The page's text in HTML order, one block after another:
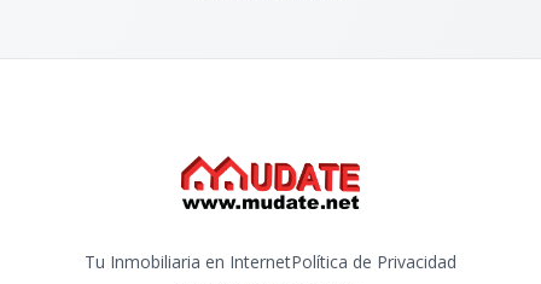
Tu Inmobiliaria en InternetPolítica de Privacidad